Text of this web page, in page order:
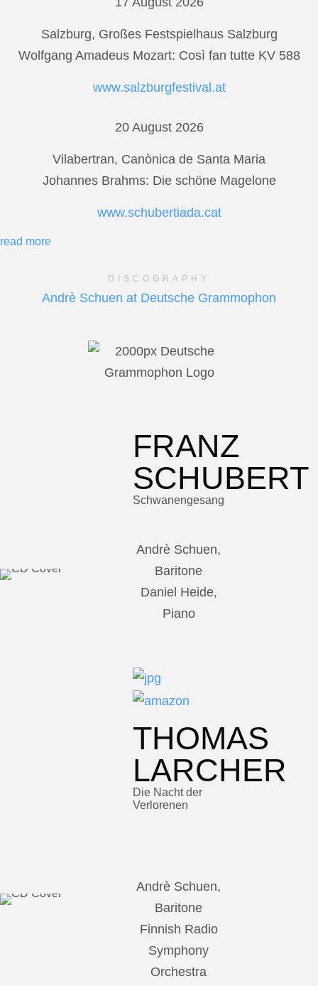
Salzburg, Großes Festspielhaus Salzburg
Wolfgang Amadeus Mozart: Così fan tutte KV 588
www.salzburgfestival.at
20 August 2026
Vilabertran, Canònica de Santa Maria
Johannes Brahms: Die schöne Magelone
www.schubertiada.cat
read more
DISCOGRAPHY
Andrè Schuen at Deutsche Grammophon
FRANZ
SCHUBERT
Schwanengesang
Andrè Schuen,
Baritone
Daniel Heide,
Piano
THOMAS
LARCHER
Die Nacht der
Verlorenen
Andrè Schuen,
Baritone
Finnish Radio
Symphony
Orchestra